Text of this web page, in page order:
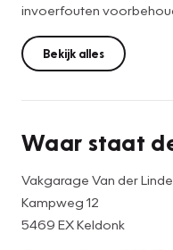
invoerfouten
afleverkosten berekend.
Voor een meerprijs van
een onderhoudsbeurt
Financial lease en inruil
Bekijk alles
Waar staat
Vakgarage Van der
Kampweg 12
5469 EX Keldonk